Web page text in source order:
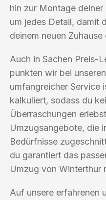
hin zur Montage
um jedes Detail, damit
deinem neuen
Auch in Sachen Preis-
punkten wir bei
umfangreicher Service
kalkuliert, sodass du
Überraschungen
Umzugsangebote, die
Bedürfnisse
du garantiert das
Umzug von Winterthur
Auf unsere erfahrenen